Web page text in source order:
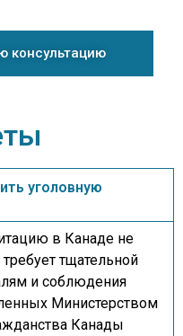
консультацию
уголовную
в Канаде не
тщательной
и соблюдения
Министерством
Канады